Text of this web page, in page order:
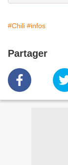
#Chili #infos
Partager